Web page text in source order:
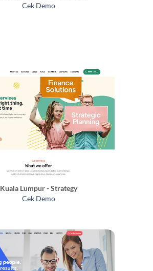
Cek Demo
Kuala Lumpur - Strategy
Cek Demo